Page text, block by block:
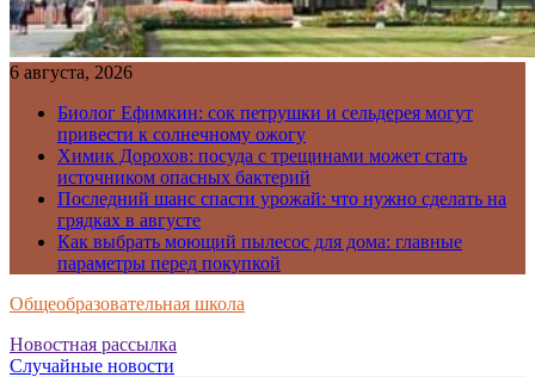
6 августа, 2026
Биолог Ефимкин: сок петрушки и сельдерея могут
привести к солнечному ожогу
Химик Дорохов: посуда с трещинами может стать
источником опасных бактерий
Последний шанс спасти урожай: что нужно сделать на
грядках в августе
Как выбрать моющий пылесос для дома: главные
параметры перед покупкой
Общеобразовательная школа
Новостная рассылка
Случайные новости